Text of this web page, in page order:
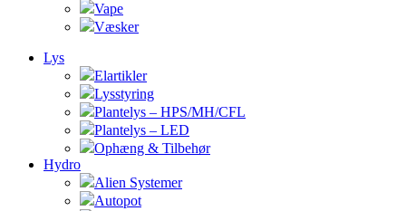
Vape
Væsker
Lys
Elartikler
Lysstyring
Plantelys – HPS/MH/CFL
Plantelys – LED
Ophæng & Tilbehør
Hydro
Alien Systemer
Autopot